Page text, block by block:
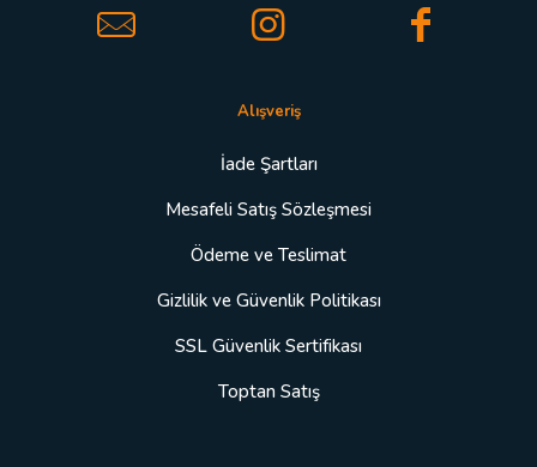
Alışveriş
İade Şartları
Mesafeli Satış Sözleşmesi
Ödeme ve Teslimat
Gizlilik ve Güvenlik Politikası
SSL Güvenlik Sertifikası
Toptan Satış